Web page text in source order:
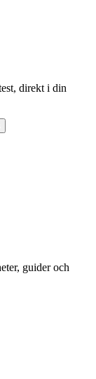
direkt i din
guider och